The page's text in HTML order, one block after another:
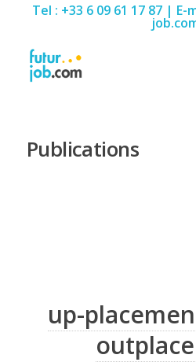
Tel : +33 6 09 61 17 87 |
Publications
up-